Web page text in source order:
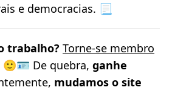
e democracias. 📃
trabalho? Torne-se membro
🙂🪪 De quebra, ganhe
mudamos o site